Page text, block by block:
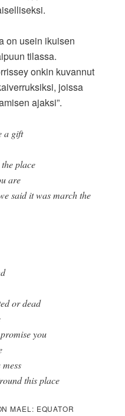
on usein ikuisen
tilassa.
onkin kuvannut
joissa
ajaksi”.
a gift
place
are
said it was march the
or dead
you
this place
MAEL: EQUATOR